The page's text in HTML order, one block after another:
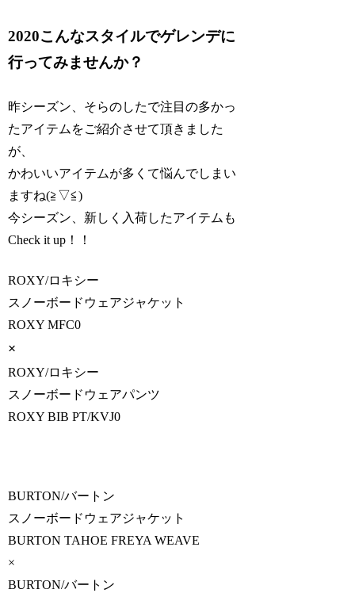
2020こんなスタイルでゲレンデに
行ってみませんか？
昨シーズン、そらのしたで注目の多かっ
たアイテムをご紹介させて頂きました
が、
かわいいアイテムが多くて悩んでしまい
ますね(≧▽≦)
今シーズン、新しく入荷したアイテムも
Check it up！！
ROXY/ロキシー
スノーボードウェアジャケット
ROXY MFC0
×
ROXY/ロキシー
スノーボードウェアパンツ
ROXY BIB PT/KVJ0
BURTON/バートン
スノーボードウェアジャケット
BURTON TAHOE FREYA WEAVE
×
BURTON/バートン